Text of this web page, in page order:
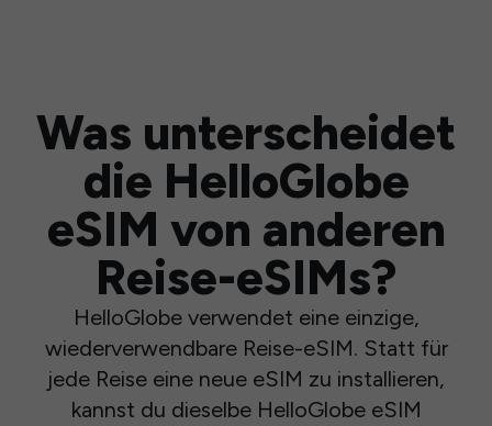
Was unterscheidet
die HelloGlobe
eSIM von anderen
Reise-eSIMs?
HelloGlobe verwendet eine einzige,
wiederverwendbare Reise-eSIM. Statt für
jede Reise eine neue eSIM zu installieren,
kannst du dieselbe HelloGlobe eSIM